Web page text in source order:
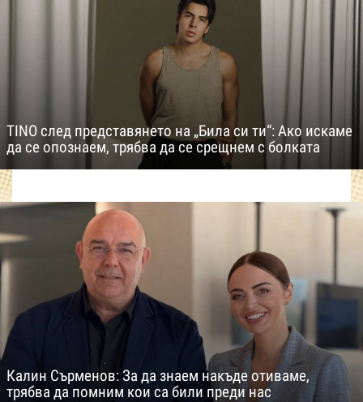
TINO след представянето на „Била си ти“: Ако искаме
да се опознаем, трябва да се срещнем с болката
Калин Сърменов: За да знаем накъде отиваме,
трябва да помним кои са били преди нас